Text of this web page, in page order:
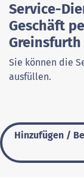
Service-
Geschäft
Greinsfurth
Sie können die
ausfüllen.
Hinzufügen /